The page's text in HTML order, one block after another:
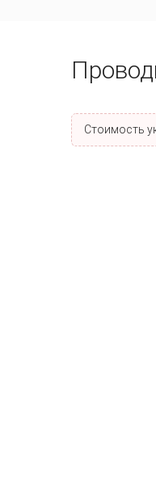
Стоимость